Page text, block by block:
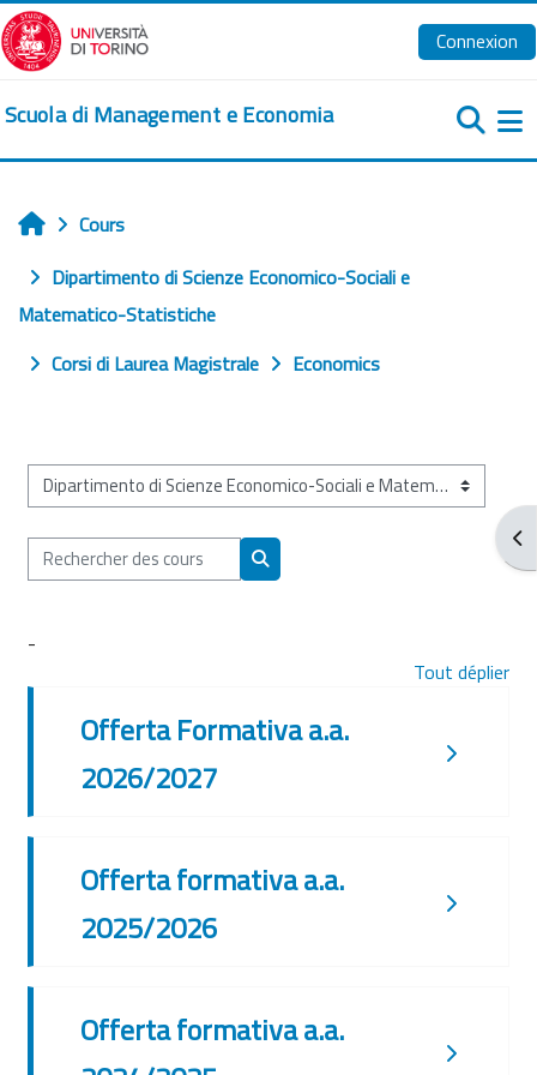
Passer au contenu principal
Connexion
Scuola di Management e Economia
Accueil
Cours
Dipartimento di Scienze Economico-Sociali e
Matematico-Statistiche
Corsi di Laurea Magistrale
Economics
Catégories de cours
Rechercher des cours
Rechercher des cours
-
Tout déplier
Offerta Formativa a.a.
2026/2027
Offerta formativa a.a.
2025/2026
Offerta formativa a.a.